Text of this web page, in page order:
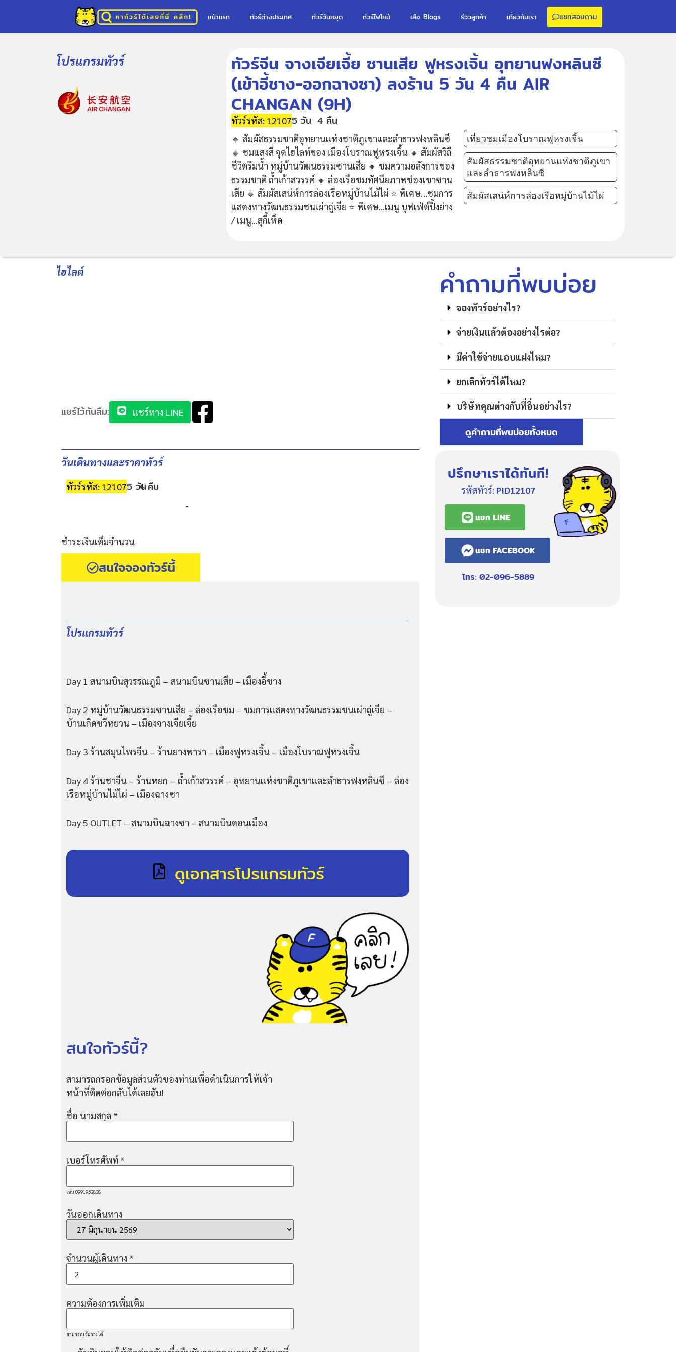
หน้าแรก ทัวร์ต่างประเทศ ทัวร์วันหยุด ทัวร์ไฟไหม้ เสือ Blogs รีวิวลูกค้า เกี่ยวกับเรา แชทสอบถาม
โปรแกรมทัวร์
ทัวร์จีน จางเจียเจี้ย ซานเสีย ฟูหรงเจิ้น อุทยานฟงหลินซี
(เข้าอี้ชาง-ออกฉางซา) ลงร้าน 5 วัน 4 คืน AIR
CHANGAN (9H)
ทัวร์รหัส: 121075 วัน 4 คืน
🔸 สัมผัสธรรมชาติอุทยานแห่งชาติภูเขาและลำธารฟงหลินซี
🔸 ชมแสงสี จุดไฮไลท์ของ เมืองโบราณฟูหรงเจิ้น 🔸 สัมผัสวิถี
ชีวิตริมน้ำ หมู่บ้านวัฒนธรรมซานเสีย 🔸 ชมความอลังการของ
ธรรมชาติ ถ้ำเก้าสวรรค์ 🔸 ล่องเรือชมทัศนียภาพช่องเขาซาน
เสีย 🔸 สัมผัสเสน่ห์การล่องเรือหมู่บ้านไม้ไผ่ ⭐️ พิเศษ...ชมการ
แสดงทางวัฒนธรรมชนเผ่าถู่เจีย ⭐️ พิเศษ...เมนู บุฟเฟ่ต์ปิ้งย่าง
/ เมนู...สุกี้เห็ด
เที่ยวชมเมืองโบราณฟูหรงเจิ้น
สัมผัสธรรมชาติอุทยานแห่งชาติภูเขา
และลำธารฟงหลินซี
สัมผัสเสน่ห์การล่องเรือหมู่บ้านไม้ไผ่
ไฮไลต์
แชร์ไว้กันลืม: แชร์ทาง LINE
วันเดินทางและราคาทัวร์
ทัวร์รหัส: 121075 วัน4 คืน
-
ชำระเงินเต็มจำนวน
สนใจจองทัวร์นี้
โปรแกรมทัวร์
Day 1 สนามบินสุวรรณภูมิ – สนามบินซานเสีย – เมืองอี้ชาง
Day 2 หมู่บ้านวัฒนธรรมซานเสีย – ล่องเรือชม – ชมการแสดงทางวัฒนธรรมชนเผ่าถู่เจีย –
บ้านเกิดชวีหยวน – เมืองจางเจียเจี้ย
Day 3 ร้านสมุนไพรจีน – ร้านยางพารา – เมืองฟูหรงเจิ้น – เมืองโบราณฟูหรงเจิ้น
Day 4 ร้านชาจีน – ร้านหยก – ถ้ำเก้าสวรรค์ – อุทยานแห่งชาติภูเขาและลำธารฟงหลินซี – ล่อง
เรือหมู่บ้านไม้ไผ่ – เมืองฉางซา
Day 5 OUTLET – สนามบินฉางซา – สนามบินดอนเมือง
ดูเอกสารโปรแกรมทัวร์
สนใจทัวร์นี้?
สามารถกรอกข้อมูลส่วนตัวของท่านเพื่อดำเนินการให้เจ้า
หน้าที่ติดต่อกลับได้เลยฮับ!
ชื่อ นามสกุล *
เบอร์โทรศัพท์ *
เช่น 0991952828
วันออกเดินทาง
จำนวนผู้เดินทาง *
ความต้องการเพิ่มเติม
สามารถเว้นว่างได้
คำถามที่พบบ่อย
จองทัวร์อย่างไร?
จ่ายเงินแล้วต้องอย่างไรต่อ?
มีค่าใช้จ่ายแอบแฝงไหม?
ยกเลิกทัวร์ได้ไหม?
บริษัทคุณต่างกับที่อื่นอย่างไร?
ดูคำถามที่พบบ่อยทั้งหมด
ปรึกษาเราได้ทันที!
รหัสทัวร์: PID12107
แชท LINE
แชท FACEBOOK
โทร: 02-096-5889